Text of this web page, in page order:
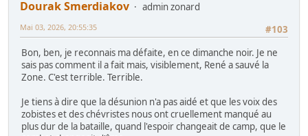
Dourak Smerdiakov
admin zonard
#103
Mai 03, 2026, 20:55:35
Bon, ben, je reconnais ma défaite, en ce dimanche noir. Je ne
sais pas comment il a fait mais, visiblement, René a sauvé la
Zone. C'est terrible. Terrible.
Je tiens à dire que la désunion n'a pas aidé et que les voix des
zobistes et des chévristes nous ont cruellement manqué au
plus dur de la bataille, quand l'espoir changeait de camp, que le